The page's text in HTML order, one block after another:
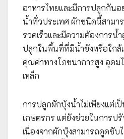
อาหารไทยและมีการปลูกกัน
น้ำทั่วประเทศ ผักชนิดนี้สามา
รวดเร็วและมีความต้องการน้
ปลูกในพื้นที่ที่มีน้ำขังหรือใกล้
คุณค่าทางโภชนาการสูง อุดม
เหล็ก
การปลูกผักบุ้งน้ำไม่เพียงแต่เ
เกษตรกร แต่ยังช่วยในการป
เนื่องจากผักบุ้งสามารถดูดซับ